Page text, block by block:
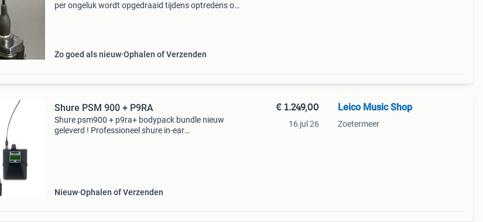
per ongeluk wordt opgedraaid tijdens optredens of
Zo goed als nieuw Ophalen of Verzenden
Shure PSM 900 + P9RA
Shure psm900 + p9ra+ bodypack bundle nieuw
geleverd ! Professioneel shure in-ear
Nieuw Ophalen of Verzenden
€ 1.249,00
16 jul 26
Leico Music Shop
Zoetermeer